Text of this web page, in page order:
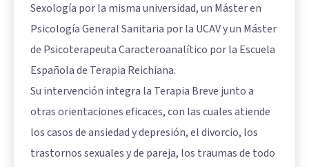
Sexología por la misma universidad, un Máster en
Psicología General Sanitaria por la UCAV y un Máster
de Psicoterapeuta Caracteroanalítico por la Escuela
Española de Terapia Reichiana.
Su intervención integra la Terapia Breve junto a
otras orientaciones eficaces, con las cuales atiende
los casos de ansiedad y depresión, el divorcio, los
trastornos sexuales y de pareja, los traumas de todo